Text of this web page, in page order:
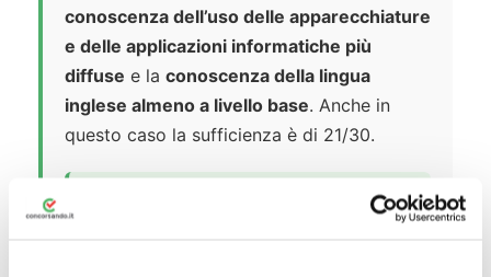
conoscenza dell’uso delle apparecchiature
e delle applicazioni informatiche più
diffuse e la conoscenza della lingua
inglese almeno a livello base. Anche in
questo caso la sufficienza è di 21/30.
Le date e la